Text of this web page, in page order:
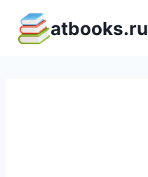
содержимому
atbooks.ru